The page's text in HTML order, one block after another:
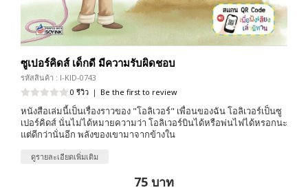
ซูเปอร์คิดส์ เด็กดี มีความรับผิดชอบ
รหัสสินค้า : I-KID-0743
0 รีวิว | Be the first to review
หนังสือเล่มนี้เป็นเรื่องราวของ "โอลิเวอร์" เพื่อนของฉัน โอลิเวอร์เป็นซู
เปอร์คิดส์ นั่นไม่ได้หมายความว่า โอลิเวอร์บินได้หรือพ่นไฟได้หรอกนะ
แต่ดีกว่านั่นอีก พลังของเขามาจากข้างใน
ดูรายละเอียดเพิ่มเติม
75 บาท